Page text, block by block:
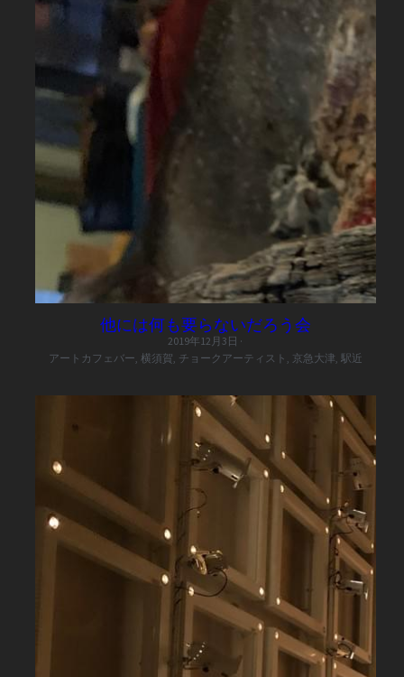
他には何も要らないだろう会
2019年12月3日 ·
アートカフェバー, 横須賀, チョークアーティスト, 京急大津, 駅近